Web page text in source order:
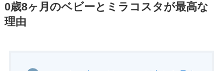
0歳8ヶ月のベビーとミラコスタが最高な
理由